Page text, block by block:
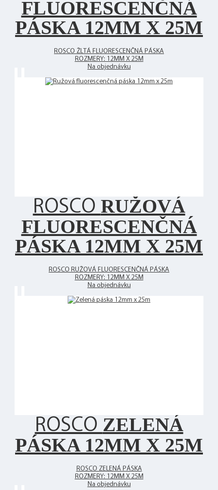
FLUORESCENČNÁ
PÁSKA 12MM X 25M
ROSCO ŽLTÁ FLUORESCENČNÁ PÁSKA
ROZMERY: 12MM X 25M
Na objednávku
ROSCO RUŽOVÁ
FLUORESCENČNÁ
PÁSKA 12MM X 25M
ROSCO RUŽOVÁ FLUORESCENČNÁ PÁSKA
ROZMERY: 12MM X 25M
Na objednávku
ROSCO ZELENÁ
PÁSKA 12MM X 25M
ROSCO ZELENÁ PÁSKA
ROZMERY: 12MM X 25M
Na objednávku